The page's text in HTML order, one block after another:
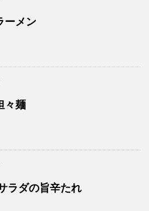
ーメン
々麺
ラダの旨辛たれ